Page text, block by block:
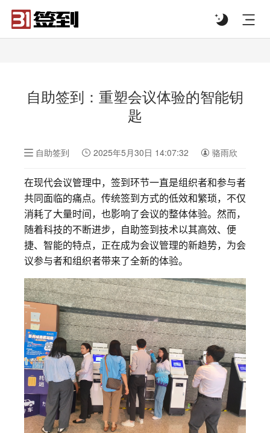
自助签到：重塑会议体验的智能钥
匙
自助签到 2025年5月30日 14:07:32 骆雨欣
在现代会议管理中，签到环节一直是组织者和参与者
共同面临的痛点。传统签到方式的低效和繁琐，不仅
消耗了大量时间，也影响了会议的整体体验。然而，
随着科技的不断进步，自助签到技术以其高效、便
捷、智能的特点，正在成为会议管理的新趋势，为会
议参与者和组织者带来了全新的体验。